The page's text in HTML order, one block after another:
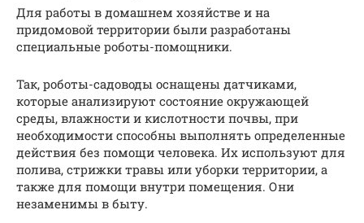
Для работы в домашнем хозяйстве и на
придомовой территории были разработаны
специальные роботы-помощники.
Так, роботы-садоводы оснащены датчиками,
которые анализируют состояние окружающей
среды, влажности и кислотности почвы, при
необходимости способны выполнять определенные
действия без помощи человека. Их используют для
полива, стрижки травы или уборки территории, а
также для помощи внутри помещения. Они
незаменимы в быту.